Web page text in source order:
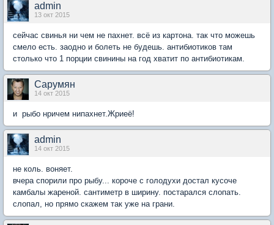
admin
13 окт 2015
сейчас свинья ни чем не пахнет. всё из картона. так что можешь
смело есть. заодно и болеть не будешь. антибиотиков там
столько что 1 порции свинины на год хватит по антибиотикам.
Сарумян
14 окт 2015
и рыбо нричем нипахнет.Жриеё!
admin
14 окт 2015
не коль. воняет.
вчера спорили про рыбу... короче с голодухи достал кусоче
камбалы жареной. сантиметр в ширину. постарался слопать.
слопал, но прямо скажем так уже на грани.